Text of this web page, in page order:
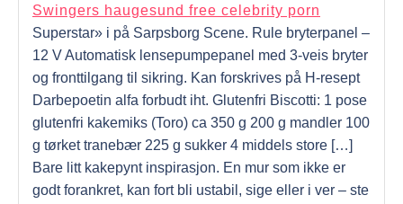
Swingers haugesund free celebrity porn
Superstar» i på Sarpsborg Scene. Rule bryterpanel –
12 V Automatisk lensepumpepanel med 3-veis bryter
og fronttilgang til sikring. Kan forskrives på H-resept
Darbepoetin alfa forbudt iht. Glutenfri Biscotti: 1 pose
glutenfri kakemiks (Toro) ca 350 g 200 g mandler 100
g tørket tranebær 225 g sukker 4 middels store […]
Bare litt kakepynt inspirasjon. En mur som ikke er
godt forankret, kan fort bli ustabil, sige eller i ver – ste